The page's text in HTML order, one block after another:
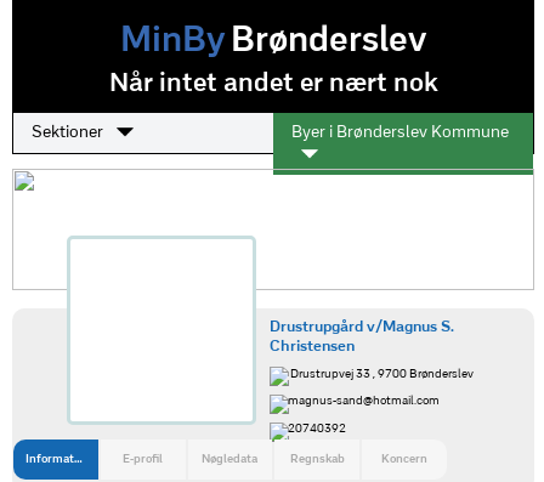
MinByBrønderslev
Når intet andet er nært nok
Sektioner Byer i Brønderslev Kommune
Drustrupgård v/Magnus S.
Christensen
Drustrupvej 33 , 9700 Brønderslev
magnus-sand@hotmail.com
20740392
Information E-profil Nøgledata Regnskab Koncern